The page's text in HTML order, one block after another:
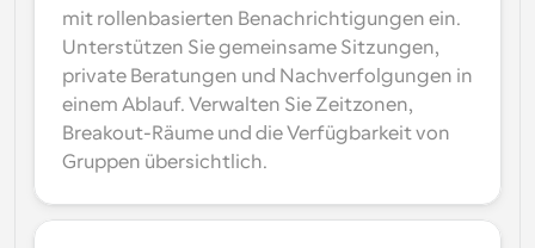
mit rollenbasierten Benachrichtigungen ein.
Unterstützen Sie gemeinsame Sitzungen,
private Beratungen und Nachverfolgungen in
einem Ablauf. Verwalten Sie Zeitzonen,
Breakout-Räume und die Verfügbarkeit von
Gruppen übersichtlich.